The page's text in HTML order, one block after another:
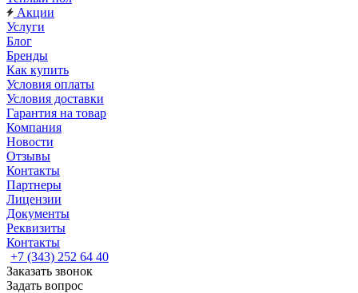
Акции
Услуги
Блог
Бренды
Как купить
Условия оплаты
Условия доставки
Гарантия на товар
Компания
Новости
Отзывы
Контакты
Партнеры
Лицензии
Документы
Реквизиты
Контакты
+7 (343) 252 64 40
Заказать звонок
Задать вопрос